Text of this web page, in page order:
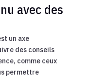
avec des
un axe
des conseils
comme ceux
permettre